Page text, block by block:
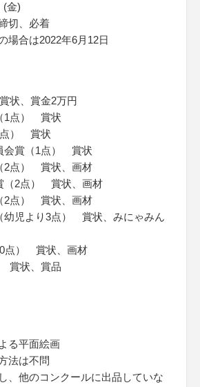
(金)
切、必着
場合は2022年6月12日
状、賞金2万円
1点） 賞状
点） 賞状
会賞（1点） 賞状
2点） 賞状、画材
（2点） 賞状、画材
2点） 賞状、画材
幼児より3点） 賞状、みにゃみん
点） 賞状、画材
賞状、賞品
る平面絵画
法は不問
、他のコンクールに出品していな